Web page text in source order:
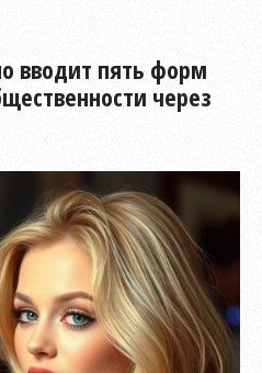
вводит пять форм
через